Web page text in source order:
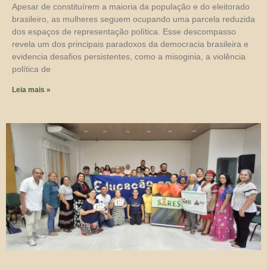
Apesar de constituírem a maioria da população e do eleitorado
brasileiro, as mulheres seguem ocupando uma parcela reduzida
dos espaços de representação política. Esse descompasso
revela um dos principais paradoxos da democracia brasileira e
evidencia desafios persistentes, como a misoginia, a violência
política de
Leia mais »